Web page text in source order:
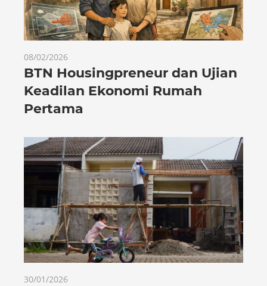
08/02/2026
BTN Housingpreneur dan Ujian
Keadilan Ekonomi Rumah
Pertama
30/01/2026